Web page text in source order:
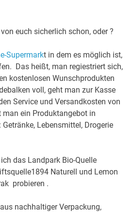
euch sicherlich schon, oder ?
Supermarkt in dem es möglich ist,
Das heißt, man regiestriert sich,
kostenlosen Wunschprodukten
voll, geht man zur Kasse
Service und Versandkosten von
man ein Produktangebot in
Lebensmittel, Drogerie
das Landpark Bio-Quelle
Naturell und Lemon
probieren .⠀
nachhaltiger Verpackung,